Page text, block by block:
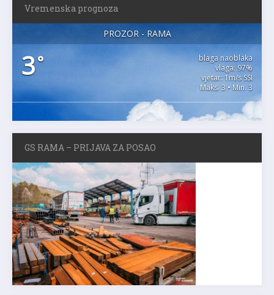
Vremenska prognoza
PROZOR - RAMA
3°
blaga naoblaka
vlaga: 97%
vjetar: 1m/s SSI
Maks. 3 • Min. 3
GS RAMA – PRIJAVA ZA POSAO